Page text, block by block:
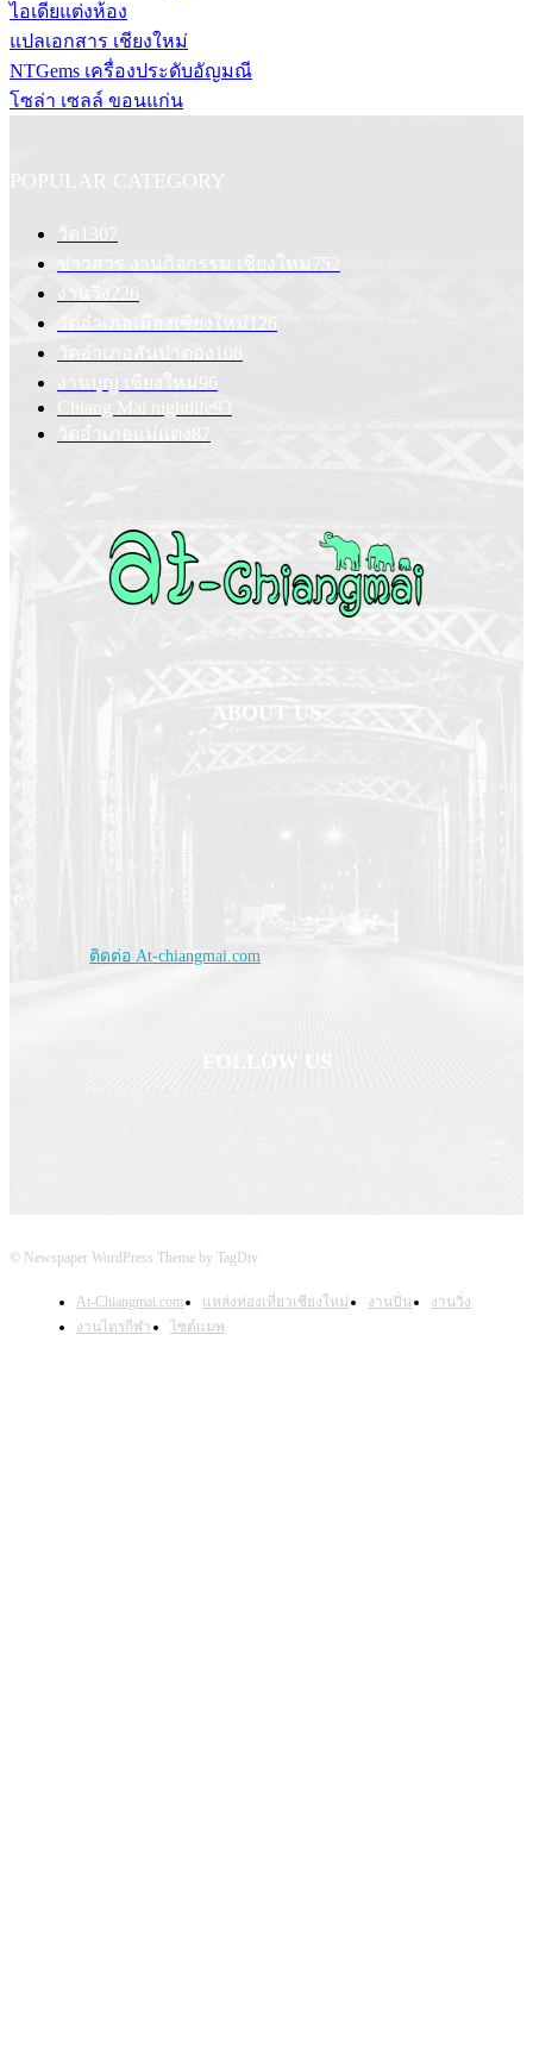
ไอเดียแต่งห้อง
แปลเอกสาร เชียงใหม่
NTGems เครื่องประดับอัญมณี
โซล่า เซลล์ ขอนแก่น
POPULAR CATEGORY
วัด 1307
ข่าวสาร งานกิจกรรม เชียงใหม่ 752
งานวิ่ง
226
วัดอำเภอเมืองเชียงใหม่
126
วัดอำเภอสันป่าตอง
108
งานบุญ เชียงใหม่96
Chiang Mai nightlife93
วัดอำเภอแม่แตง 87
ABOUT US
ติดต่อ At-chiangmai.com
© Newspaper WordPress Theme by TagDiv
At-Chiangmai.com แหล่งท่องเที่ยวเชียงใหม่ งานปั่น
งานวิ่ง
งานไตรกีฬา
ไซต์แมพ